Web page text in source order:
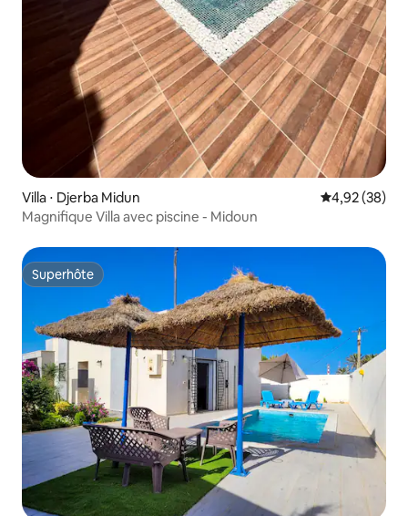
Villa ⋅ Djerba Midun Évaluation
4,92 (38)
Magnifique Villa avec piscine - Midoun
Superhôte
Superhôte